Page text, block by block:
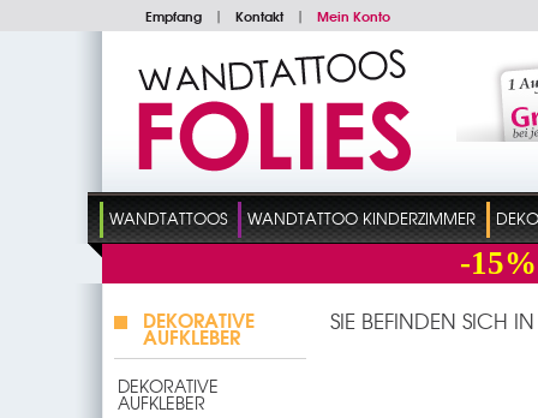
Empfang | Kontakt | Mein Konto
WANDTATTOOS WANDTATTOO KINDERZIMMER
-15%
DEKORATIVE
AUFKLEBER
DEKORATIVE
AUFKLEBER
SIE BEFINDEN SICH